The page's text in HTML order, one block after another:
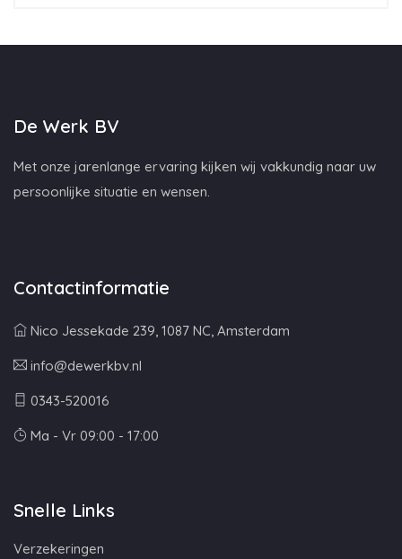
De Werk BV
Met onze jarenlange ervaring kijken wij vakkundig naar uw
persoonlijke situatie en wensen.
Contactinformatie
Nico Jessekade 239, 1087 NC, Amsterdam
info@dewerkbv.nl
0343-520016
Ma - Vr 09:00 - 17:00
Snelle Links
Verzekeringen